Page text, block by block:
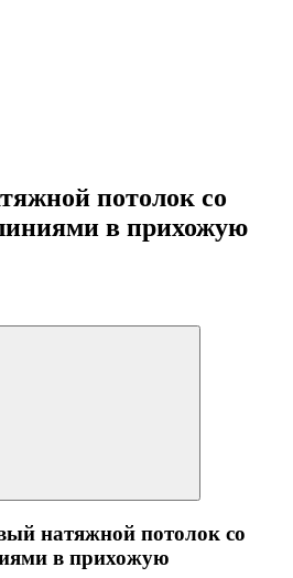
потолок со
в прихожую
натяжной потолок со
в прихожую